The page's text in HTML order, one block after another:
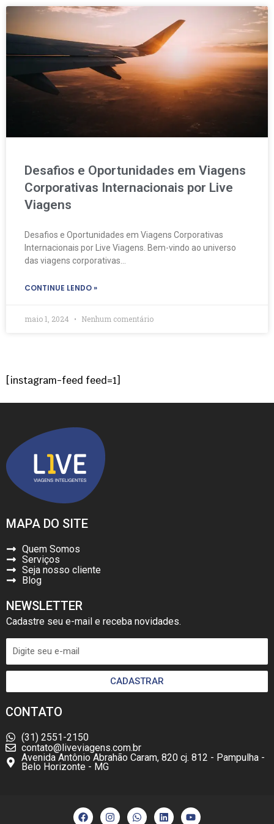
Desafios e Oportunidades em Viagens
Corporativas Internacionais por Live
Viagens
Desafios e Oportunidades em Viagens Corporativas
Internacionais por Live Viagens. Bem-vindo ao universo
das viagens corporativas…
CONTINUE LENDO »
maio 1, 2024 Nenhum comentário
[instagram-feed feed=1]
MAPA DO SITE
Quem Somos
Serviços
Seja nosso cliente
Blog
NEWSLETTER
Cadastre seu e-mail e receba novidades.
CADASTRAR
CONTATO
(31) 2551-2150
contato@liveviagens.com.br
Avenida Antônio Abrahão Caram, 820 cj. 812 - Pampulha -
Belo Horizonte - MG
F
a
I
n
W
h
L
i
Y
o